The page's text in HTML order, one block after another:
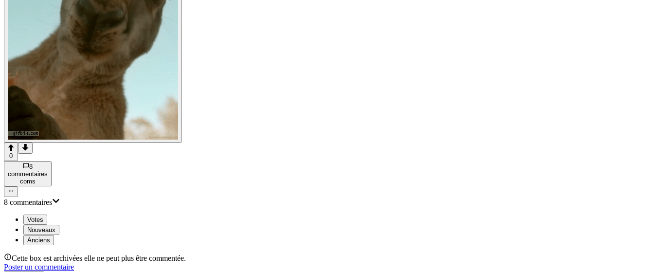
0
8
commentaires
coms
8 commentaires
Votes
Nouveaux
Anciens
Cette box est archivées elle ne peut plus être commentée.
Poster un commentaire